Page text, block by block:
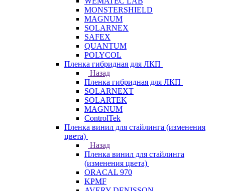
MONSTERSHIELD
MAGNUM
SOLARNEX
SAFEX
QUANTUM
POLYCOL
Пленка гибридная для ЛКП
Назад
Пленка гибридная для ЛКП
SOLARNEXT
SOLARTEK
MAGNUM
ControlTek
Пленка винил для стайлинга (изменения
цвета)
Назад
Пленка винил для стайлинга
(изменения цвета)
ORACAL 970
KPMF